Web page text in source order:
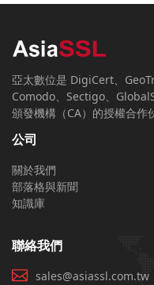
亞太數位是 DigiCert、
Comodo、Sectigo、
頒發機構（CA）的授權合作
公司
關於我們
部落格與新聞
知識庫
聯絡我們
sales@asiassl.com.tw